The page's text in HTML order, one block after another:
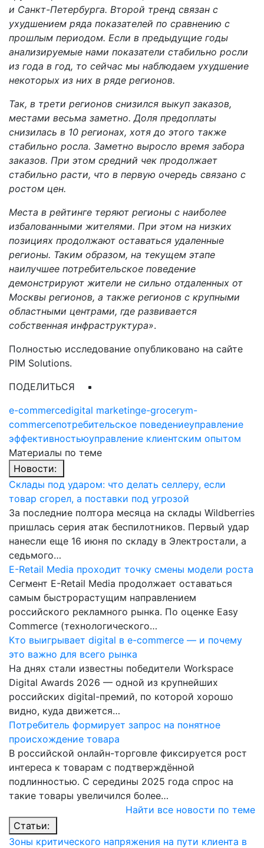
и Санкт-Петербурга. Второй тренд связан с
ухудшением ряда показателей по сравнению с
прошлым периодом. Если в предыдущие годы
анализируемые нами показатели стабильно росли
из года в год, то сейчас мы наблюдаем ухудшение
некоторых из них в ряде регионов.
Так, в трети регионов снизился выкуп заказов,
местами весьма заметно. Доля предоплаты
снизилась в 10 регионах, хотя до этого также
стабильно росла. Заметно выросло время забора
заказов. При этом средний чек продолжает
стабильно расти, что в первую очередь связано с
ростом цен.
Места в рейтинге теряют регионы с наиболее
избалованными жителями. При этом на низких
позициях продолжают оставаться удаленные
регионы. Таким образом, на текущем этапе
наилучшее потребительское поведение
демонстрируют жители не сильно отдаленных от
Москвы регионов, а также регионов с крупными
областными центрами, где развивается
собственная инфраструктура».
Полностью исследование опубликовано на сайте
PIM Solutions.
e-commercedigital marketinge-grocerym-
commerceпотребительское поведениеуправление
эффективностьюуправление клиентским опытом
ПОДЕЛИТЬСЯ
Материалы по теме
Новости:
Склады под ударом: что делать селлеру, если
товар сгорел, а поставки под угрозой
За последние полтора месяца на склады Wildberries
пришлась серия атак беспилотников. Первый удар
нанесли еще 16 июня по складу в Электростали, а
седьмого…
E-Retail Media проходит точку смены модели роста
Сегмент E-Retail Media продолжает оставаться
самым быстрорастущим направлением
российского рекламного рынка. По оценке Easy
Commerce (технологического…
Кто выигрывает digital в e-commerce — и почему
это важно для всего рынка
На днях стали известны победители Workspace
Digital Awards 2026 — одной из крупнейших
российских digital-премий, по которой хорошо
видно, куда движется…
Потребитель формирует запрос на понятное
происхождение товара
В российской онлайн-торговле фиксируется рост
интереса к товарам с подтверждённой
подлинностью. С середины 2025 года спрос на
такие товары увеличился более…
Найти все новости по теме
Статьи:
Зоны критического напряжения на пути клиента в